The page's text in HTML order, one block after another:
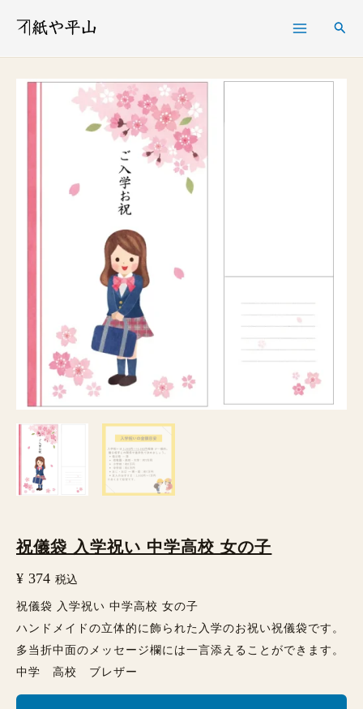
検
祝儀袋 入学祝い 中学高校 女の子
¥ 374 税込
祝儀袋 入学祝い 中学高校 女の子
ハンドメイドの立体的に飾られた入学のお祝い祝儀袋です。
多当折中面のメッセージ欄には一言添えることができます。
中学 高校 ブレザー